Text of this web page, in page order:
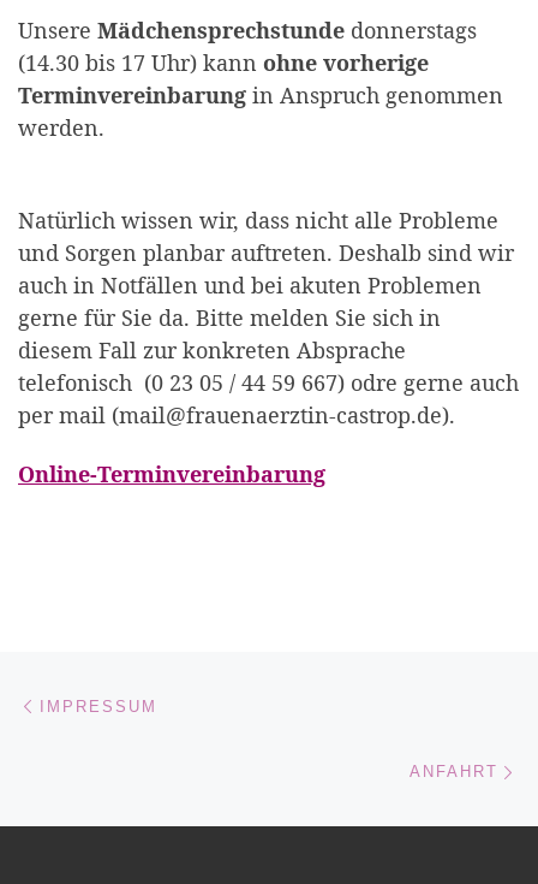
Unsere Mädchensprechstunde donnerstags
(14.30 bis 17 Uhr) kann ohne vorherige
Terminvereinbarung in Anspruch genommen
werden.
Natürlich wissen wir, dass nicht alle Probleme
und Sorgen planbar auftreten. Deshalb sind wir
auch in Notfällen und bei akuten Problemen
gerne für Sie da. Bitte melden Sie sich in
diesem Fall zur konkreten Absprache
telefonisch (0 23 05 / 44 59 667) odre gerne auch
per mail (mail@frauenaerztin-castrop.de).
Online-Terminvereinbarung
Beitragsnavigation
IMPRESSUM
ANFAHRT